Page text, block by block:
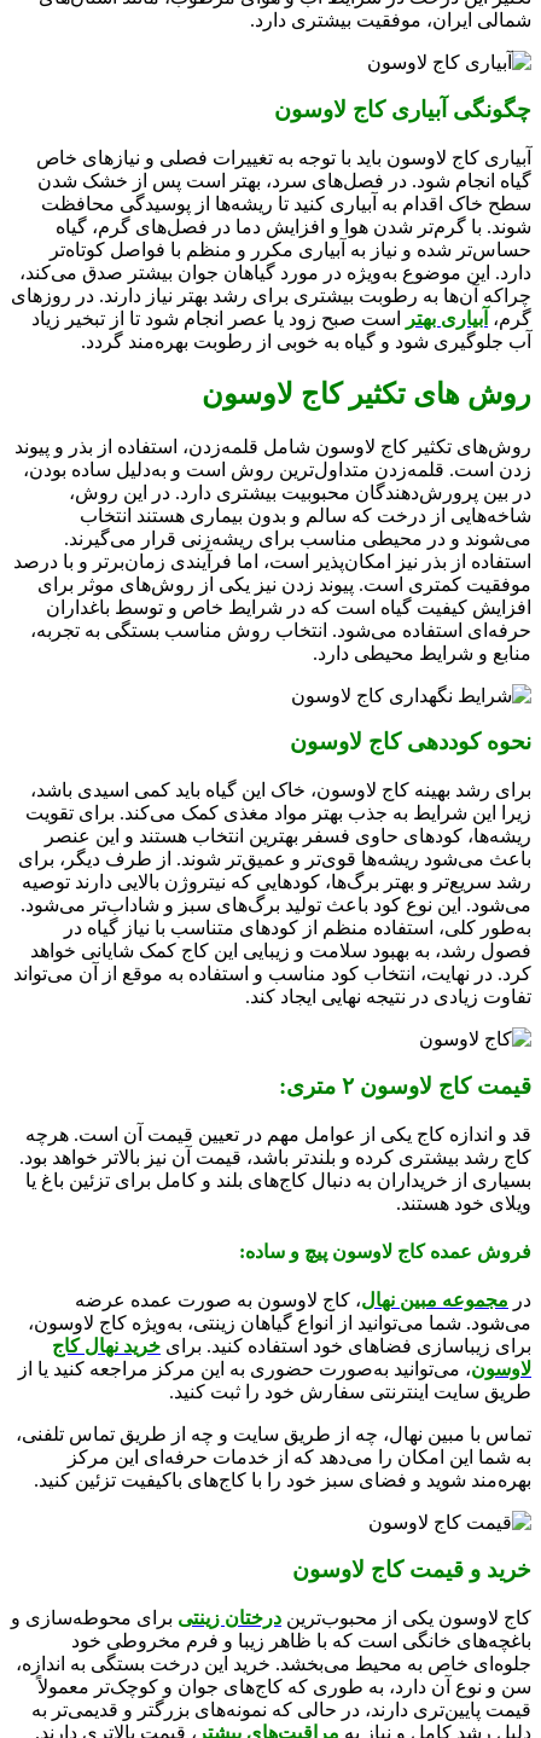
شمالی ایران، موفقیت بیشتری دارد.
چگونگی آبیاری کاج لاوسون
آبیاری کاج لاوسون باید با توجه به تغییرات فصلی و نیازهای خاص
گیاه انجام شود. در فصل‌های سرد، بهتر است پس از خشک شدن
سطح خاک اقدام به آبیاری کنید تا ریشه‌ها از پوسیدگی محافظت
شوند. با گرم‌تر شدن هوا و افزایش دما در فصل‌های گرم، گیاه
حساس‌تر شده و نیاز به آبیاری مکرر و منظم با فواصل کوتاه‌تر
دارد. این موضوع به‌ویژه در مورد گیاهان جوان بیشتر صدق می‌کند،
چراکه آن‌ها به رطوبت بیشتری برای رشد بهتر نیاز دارند. در روزهای
گرم، آبیاری بهتر
است صبح زود یا عصر انجام شود تا از تبخیر زیاد
آب جلوگیری شود و گیاه به خوبی از رطوبت بهره‌مند گردد.
روش های تکثیر کاج لاوسون
روش‌های تکثیر کاج لاوسون شامل قلمه‌زدن، استفاده از بذر و پیوند
زدن است. قلمه‌زدن متداول‌ترین روش است و به‌دلیل ساده بودن،
در بین پرورش‌دهندگان محبوبیت بیشتری دارد. در این روش،
شاخه‌هایی از درخت که سالم و بدون بیماری هستند انتخاب
می‌شوند و در محیطی مناسب برای ریشه‌زنی قرار می‌گیرند.
استفاده از بذر نیز امکان‌پذیر است، اما فرآیندی زمان‌برتر و با درصد
موفقیت کمتری است. پیوند زدن نیز یکی از روش‌های موثر برای
افزایش کیفیت گیاه است که در شرایط خاص و توسط باغداران
حرفه‌ای استفاده می‌شود. انتخاب روش مناسب بستگی به تجربه،
منابع و شرایط محیطی دارد.
نحوه کوددهی کاج لاوسون
برای رشد بهینه کاج لاوسون، خاک این گیاه باید کمی اسیدی باشد،
زیرا این شرایط به جذب بهتر مواد مغذی کمک می‌کند. برای تقویت
ریشه‌ها، کودهای حاوی فسفر بهترین انتخاب هستند و این عنصر
باعث می‌شود ریشه‌ها قوی‌تر و عمیق‌تر شوند. از طرف دیگر، برای
رشد سریع‌تر و بهتر برگ‌ها، کودهایی که نیتروژن بالایی دارند توصیه
می‌شود. این نوع کود باعث تولید برگ‌های سبز و شاداب‌تر می‌شود.
به‌طور کلی، استفاده منظم از کودهای متناسب با نیاز گیاه در
فصول رشد، به بهبود سلامت و زیبایی این کاج کمک شایانی خواهد
کرد. در نهایت، انتخاب کود مناسب و استفاده به موقع از آن می‌تواند
تفاوت زیادی در نتیجه نهایی ایجاد کند.
قیمت کاج لاوسون ۲ متری:
قد و اندازه کاج یکی از عوامل مهم در تعیین قیمت آن است. هرچه
کاج رشد بیشتری کرده و بلندتر باشد، قیمت آن نیز بالاتر خواهد بود.
بسیاری از خریداران به دنبال کاج‌های بلند و کامل برای تزئین باغ یا
ویلای خود هستند.
فروش عمده کاج لاوسون پیچ و ساده:
در مجموعه مبین نهال، کاج لاوسون به صورت عمده عرضه
می‌شود. شما می‌توانید از انواع گیاهان زینتی، به‌ویژه کاج لاوسون،
برای زیباسازی فضاهای خود استفاده کنید. برای خرید نهال کاج
لاوسون، می‌توانید به‌صورت حضوری به این مرکز مراجعه کنید یا از
طریق سایت اینترنتی سفارش خود را ثبت کنید.
تماس با مبین نهال، چه از طریق سایت و چه از طریق تماس تلفنی،
به شما این امکان را می‌دهد که از خدمات حرفه‌ای این مرکز
بهره‌مند شوید و فضای سبز خود را با کاج‌های باکیفیت تزئین کنید.
خرید و قیمت کاج لاوسون
کاج لاوسون یکی از محبوب‌ترین درختان زینتی برای محوطه‌سازی و
باغچه‌های خانگی است که با ظاهر زیبا و فرم مخروطی خود
جلوه‌ای خاص به محیط می‌بخشد. خرید این درخت بستگی به اندازه،
سن و نوع آن دارد، به طوری که کاج‌های جوان و کوچک‌تر معمولاً
قیمت پایین‌تری دارند، در حالی که نمونه‌های بزرگتر و قدیمی‌تر به
دلیل رشد کامل و نیاز به مراقبت‌های بیشتر ، قیمت بالاتری دارند.